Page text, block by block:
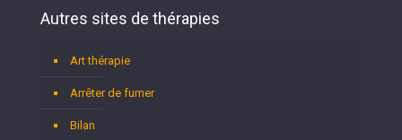
Autres sites de thérapies
Art thérapie
Arrêter de fumer
Bilan